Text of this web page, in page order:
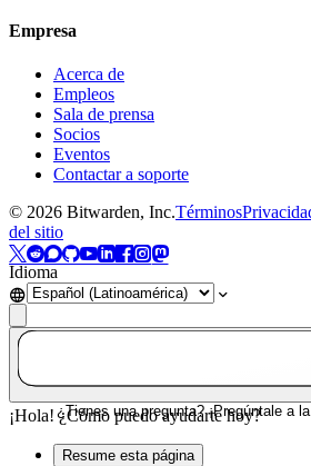
Empresa
Acerca de
Empleos
Sala de prensa
Socios
Eventos
Contactar a soporte
© 2026 Bitwarden, Inc.Términos
del sitio
Idioma
¿Tienes una pregunta? ¡Pregúntale a
¡Hola! ¿Cómo puedo ayudarte hoy?
Resume esta página